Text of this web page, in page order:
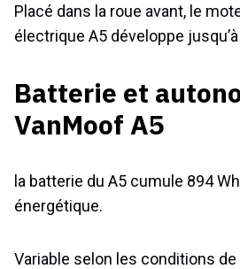
Placé dans la roue avant, le
électrique A5 développe
Batterie et
VanMoof A5
la batterie du A5 cumule 894
énergétique.
Variable selon les conditions